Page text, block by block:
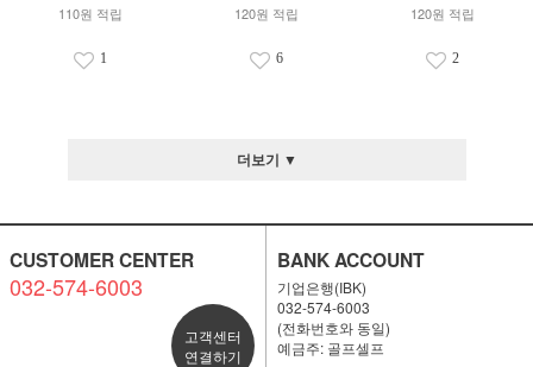
110원 적립
1
120원 적립
6
120원 적립
2
더보기 ▼
CUSTOMER CENTER
032-574-6003
고객센터
연결하기
BANK ACCOUNT
기업은행(IBK)
032-574-6003
(전화번호와 동일)
예금주: 골프셀프